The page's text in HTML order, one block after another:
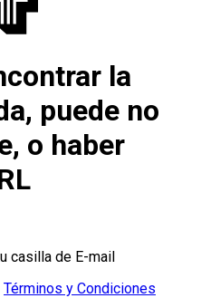
la
puede no
o haber
casilla de E-mail
Términos y Condiciones